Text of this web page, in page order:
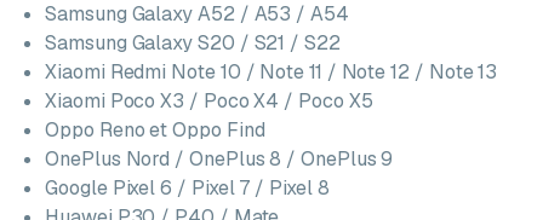
Samsung Galaxy A52 / A53 / A54
Samsung Galaxy S20 / S21 / S22
Xiaomi Redmi Note 10 / Note 11 / Note 12 / Note 13
Xiaomi Poco X3 / Poco X4 / Poco X5
Oppo Reno et Oppo Find
OnePlus Nord / OnePlus 8 / OnePlus 9
Google Pixel 6 / Pixel 7 / Pixel 8